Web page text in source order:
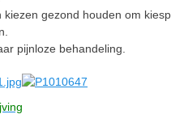
kiezen gezond houden om
pijnloze behandeling.